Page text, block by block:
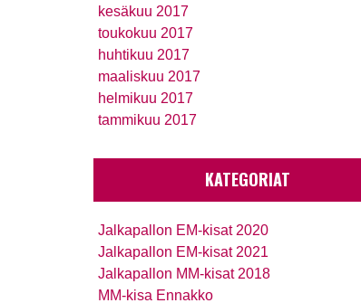
kesäkuu 2017
toukokuu 2017
huhtikuu 2017
maaliskuu 2017
helmikuu 2017
tammikuu 2017
KATEGORIAT
Jalkapallon EM-kisat 2020
Jalkapallon EM-kisat 2021
Jalkapallon MM-kisat 2018
MM-kisa Ennakko